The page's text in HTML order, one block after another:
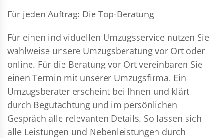
Für jeden Auftrag: Die Top-Beratung
Für einen individuellen Umzugsservice nutzen Sie
wahlweise unsere Umzugsberatung vor Ort oder
online. Für die Beratung vor Ort vereinbaren Sie
einen Termin mit unserer Umzugsfirma. Ein
Umzugsberater erscheint bei Ihnen und klärt
durch Begutachtung und im persönlichen
Gespräch alle relevanten Details. So lassen sich
alle Leistungen und Nebenleistungen durch